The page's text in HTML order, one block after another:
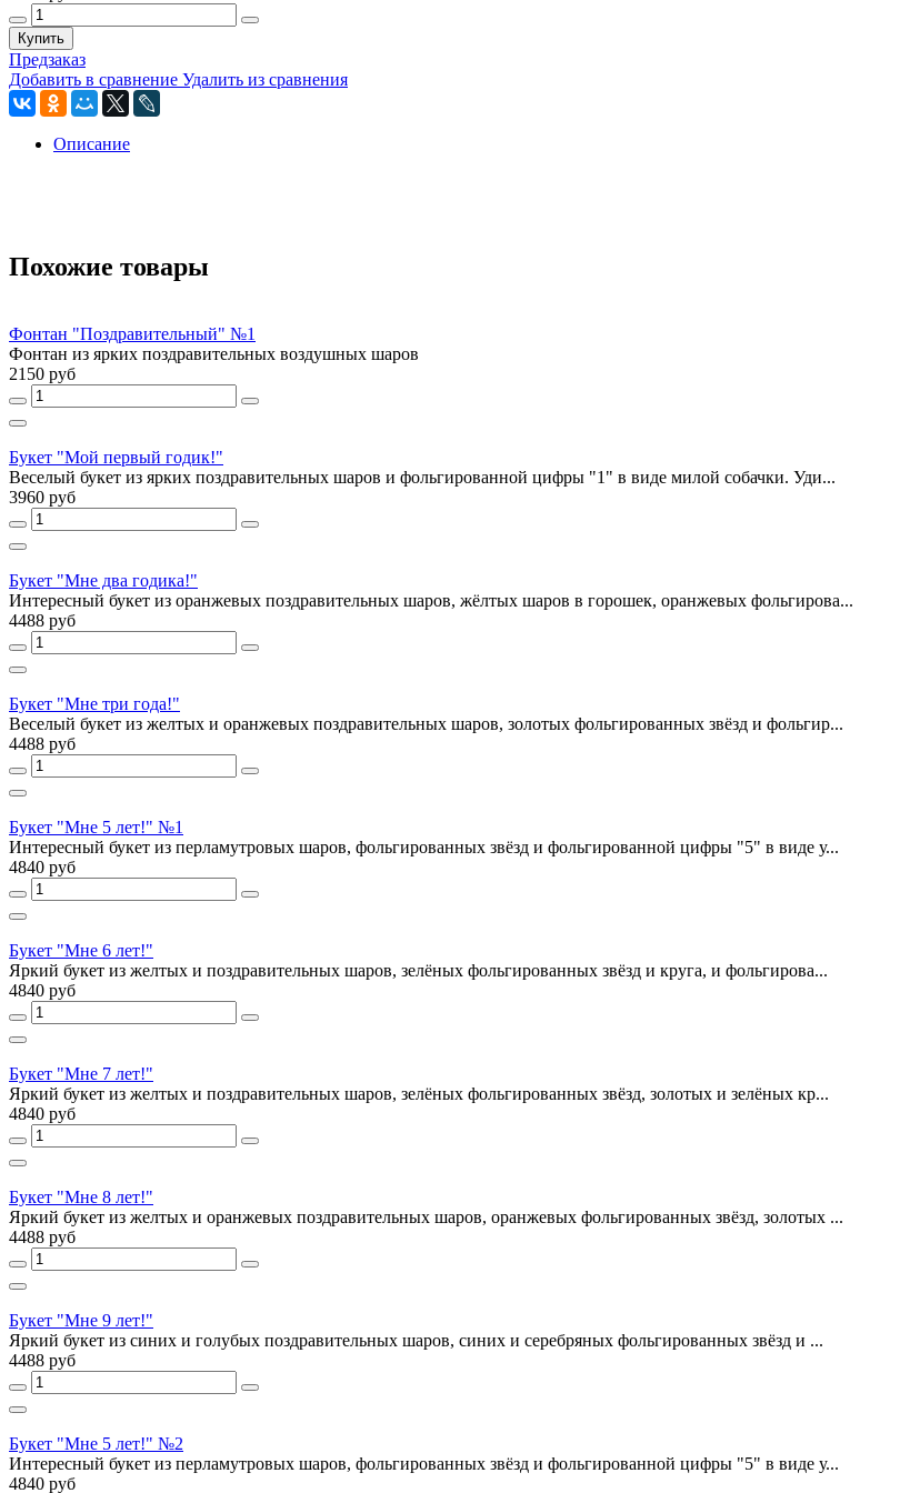
Купить
Предзаказ
Добавить в сравнение Удалить из сравнения
Описание
Похожие товары
Фонтан "Поздравительный" №1
Фонтан из ярких поздравительных воздушных шаров
2150 руб
Букет "Мой первый годик!"
Веселый букет из ярких поздравительных шаров и фольгированной цифры "1" в виде милой собачки. Уди...
3960 руб
Букет "Мне два годика!"
Интересный букет из оранжевых поздравительных шаров, жёлтых шаров в горошек, оранжевых фольгирова...
4488 руб
Букет "Мне три года!"
Веселый букет из желтых и оранжевых поздравительных шаров, золотых фольгированных звёзд и фольгир...
4488 руб
Букет "Мне 5 лет!" №1
Интересный букет из перламутровых шаров, фольгированных звёзд и фольгированной цифры "5" в виде у...
4840 руб
Букет "Мне 6 лет!"
Яркий букет из желтых и поздравительных шаров, зелёных фольгированных звёзд и круга, и фольгирова...
4840 руб
Букет "Мне 7 лет!"
Яркий букет из желтых и поздравительных шаров, зелёных фольгированных звёзд, золотых и зелёных кр...
4840 руб
Букет "Мне 8 лет!"
Яркий букет из желтых и оранжевых поздравительных шаров, оранжевых фольгированных звёзд, золотых ...
4488 руб
Букет "Мне 9 лет!"
Яркий букет из синих и голубых поздравительных шаров, синих и серебряных фольгированных звёзд и ...
4488 руб
Букет "Мне 5 лет!" №2
Интересный букет из перламутровых шаров, фольгированных звёзд и фольгированной цифры "5" в виде у...
4840 руб